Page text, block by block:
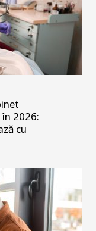
2026:
cu